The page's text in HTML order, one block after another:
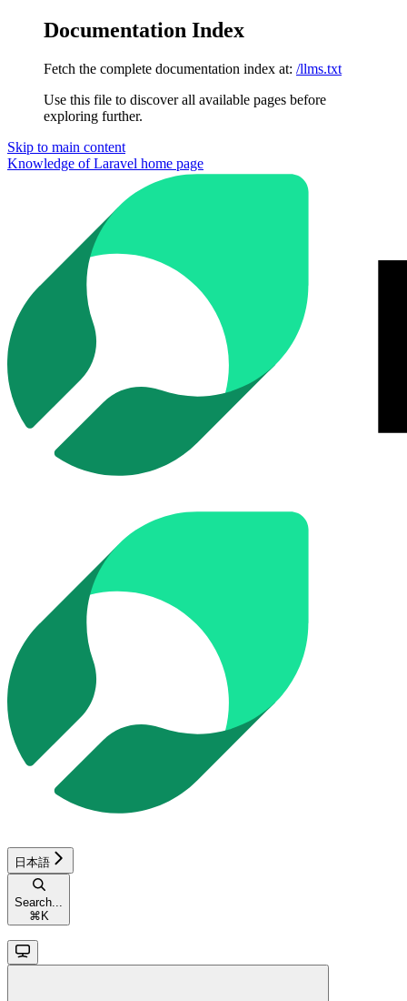
Documentation Index
Fetch the complete documentation index at: /llms.txt
Use this file to discover all available pages before
exploring further.
Skip to main content
Knowledge of Laravel home page
日本語
Search...
⌘ K